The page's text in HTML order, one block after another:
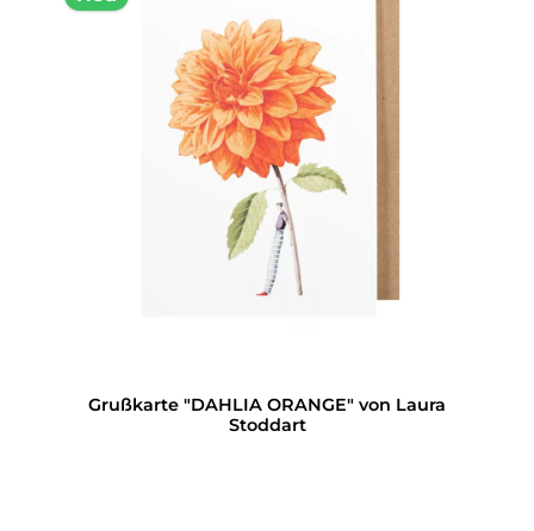
Grußkarte "DAHLIA ORANGE" von Laura
Stoddart